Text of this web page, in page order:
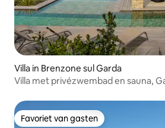
Villa in Brenzone sul Garda
Villa met privézwembad en sauna,
Favoriet van gasten
Favoriet van gasten